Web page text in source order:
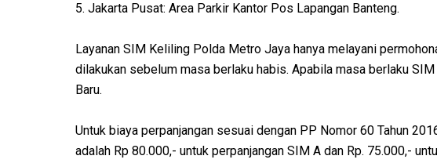
5. Jakarta Pusat: Area Parkir Kantor Pos Lapangan Banteng.
Layanan SIM Keliling Polda Metro Jaya hanya melayani
dilakukan sebelum masa berlaku habis. Apabila masa berlaku
Baru.
Untuk biaya perpanjangan sesuai dengan PP Nomor 60 Tahun
adalah Rp 80.000,- untuk perpanjangan SIM A dan Rp. 75.000,-